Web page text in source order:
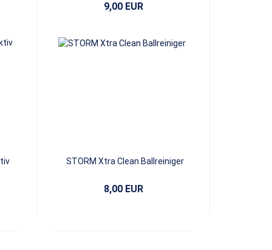
9,00 EUR
STORM Xtra Clean Ballreiniger
8,00 EUR